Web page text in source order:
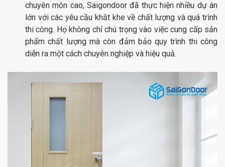
chuyên môn cao, Saigondoor đã thực hiện nhiều dự án
lớn với các yêu cầu khắt khe về chất lượng và quá trình
thi công. Họ không chỉ chú trọng vào việc cung cấp sản
phẩm chất lượng mà còn đảm bảo quy trình thi công
diễn ra một cách chuyên nghiệp và hiệu quả.